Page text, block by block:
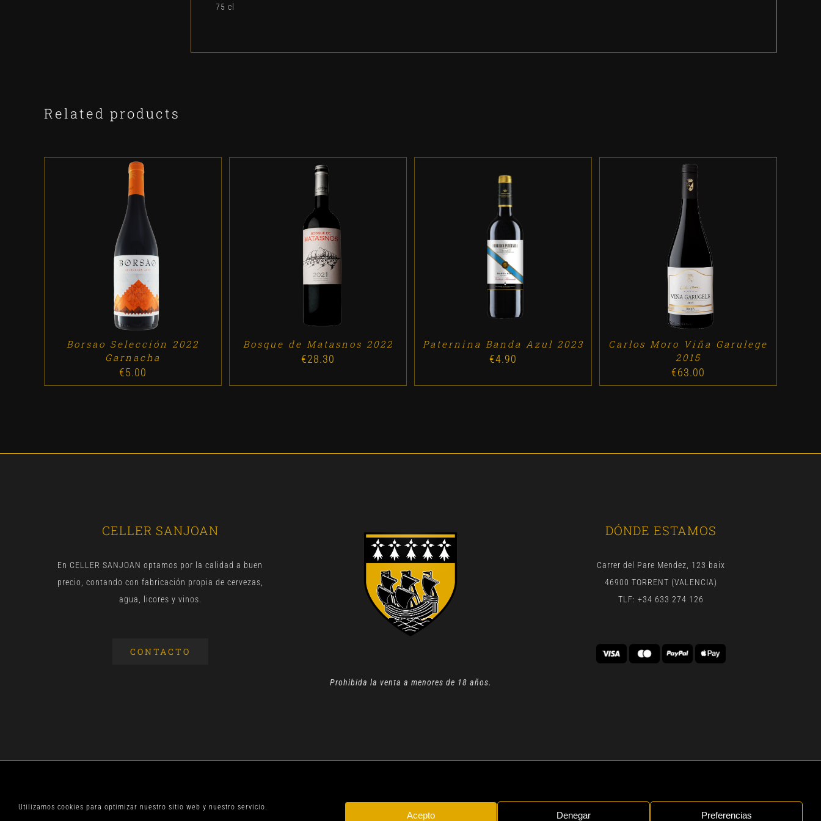
Utilizamos cookies para optimizar nuestro sitio web y nuestro servicio.
Acepto Denegar Preferencias
75 cl
Related products
ADD TO CART DETALLES
Borsao Selección 2022
Garnacha
€5.00
/
Bosque de Matasnos 2022
€28.30
ADD TO CART /
Paternina Banda Azul 2023
€4.90
ADD TO CART DETALLES
Carlos Moro Viña Garulege
2015
€63.00
CELLER SANJOAN
En CELLER SANJOAN optamos por la calidad a buen
precio, contando con fabricación propia de cervezas,
agua, licores y vinos.
CONTACTO
Prohibida la venta a menores de 18 años.
DÓNDE ESTAMOS
Carrer del Pare Mendez, 123 baix
46900 TORRENT (VALENCIA)
TLF: +34 633 274 126
AVISO LEGAL| TODOS LOS DERECHOS RESERVADOS | BYGEN DIGITAL